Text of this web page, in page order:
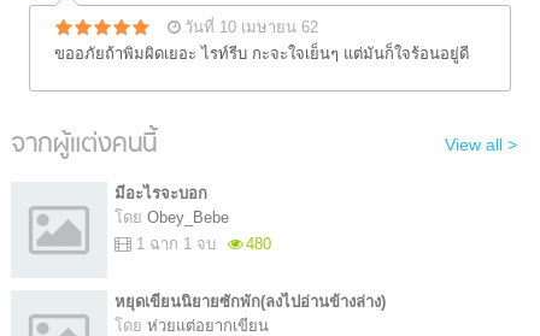
วันที่ 10 เมษายน 62
ขออภัยถ้าพิมผิดเยอะ ไรท์รีบ กะจะใจเย็นๆ แต่มันก็ใจร้อนอยู่ดี
จากผู้แต่งคนนี้ View all >
มีอะไรจะบอก
โดย Obey_Bebe
1 ฉาก 1 จบ
480
หยุดเขียนนิยายซักพัก(ลงไปอ่านข้างล่าง)
โดย ห่วยแต่อยากเขียน